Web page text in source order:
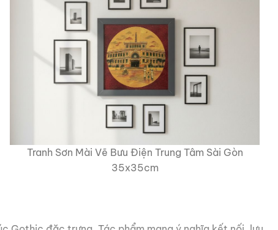
Tranh Sơn Mài Vẽ Bưu Điện Trung Tâm Sài Gòn
35x35cm